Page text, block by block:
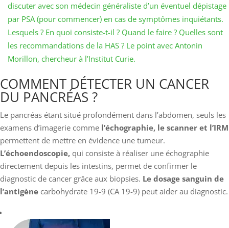
discuter avec son médecin généraliste d’un éventuel dépistage
par PSA (pour commencer) en cas de symptômes inquiétants.
Lesquels ? En quoi consiste-t-il ? Quand le faire ? Quelles sont
les recommandations de la HAS ? Le point avec Antonin
Morillon, chercheur à l’Institut Curie.
​​​​​​COMMENT DÉTECTER UN CANCER
DU PANCRÉAS ?
Le pancréas étant situé profondément dans l’abdomen, seuls les
examens d’imagerie comme l’échographie, le scanner et l’IRM
permettent de mettre en évidence une tumeur.
L’échoendoscopie, qui consiste à réaliser une échographie
directement depuis les intestins, permet de confirmer le
diagnostic de cancer grâce aux biopsies. Le dosage sanguin de
l’antigène carbohydrate 19-9 (CA 19-9) peut aider au diagnostic.